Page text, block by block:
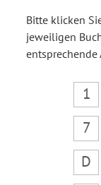
Bitte klicken
jeweiligen
1
7
D